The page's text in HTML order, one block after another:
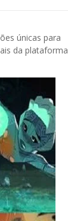
únicas para
da plataforma